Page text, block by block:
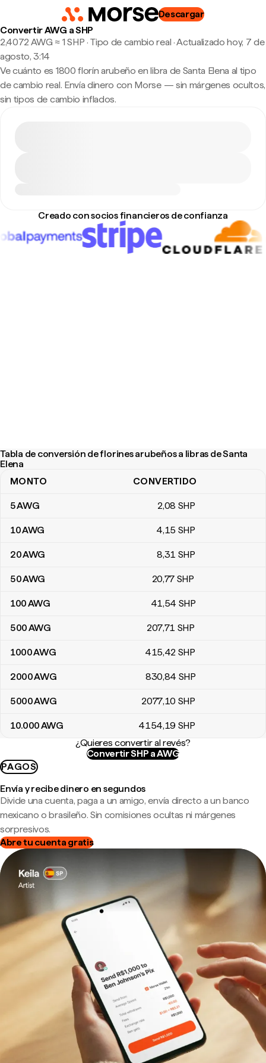
Descargar
Convertir AWG a SHP
2,4072 AWG ≈ 1 SHP · Tipo de cambio real ·Actualizado hoy, 7 de
agosto, 3:14
Ve cuánto es 1800 florín arubeño en libra de Santa Elena al tipo
de cambio real. Envía dinero con Morse — sin márgenes ocultos,
sin tipos de cambio inflados.
Creado con socios financieros de confianza
Tabla de conversión de florines arubeños a libras de Santa
Elena
Tabla de conversión de florines arubeños a libras de Santa Elena
MONTO CONVERTIDO
5AWG 2,08 SHP
10AWG 4,15 SHP
20AWG 8,31 SHP
50AWG 20,77 SHP
100AWG 41,54 SHP
500AWG 207,71 SHP
1000AWG 415,42 SHP
2000AWG 830,84 SHP
5000AWG 2077,10 SHP
10.000AWG 4154,19 SHP
¿Quieres convertir al revés?
Convertir SHP a AWG
PAGOS
Envía y recibe dinero en segundos
Divide una cuenta, paga a un amigo, envía directo a un banco
mexicano o brasileño. Sin comisiones ocultas ni márgenes
sorpresivos.
Abre tu cuenta gratis